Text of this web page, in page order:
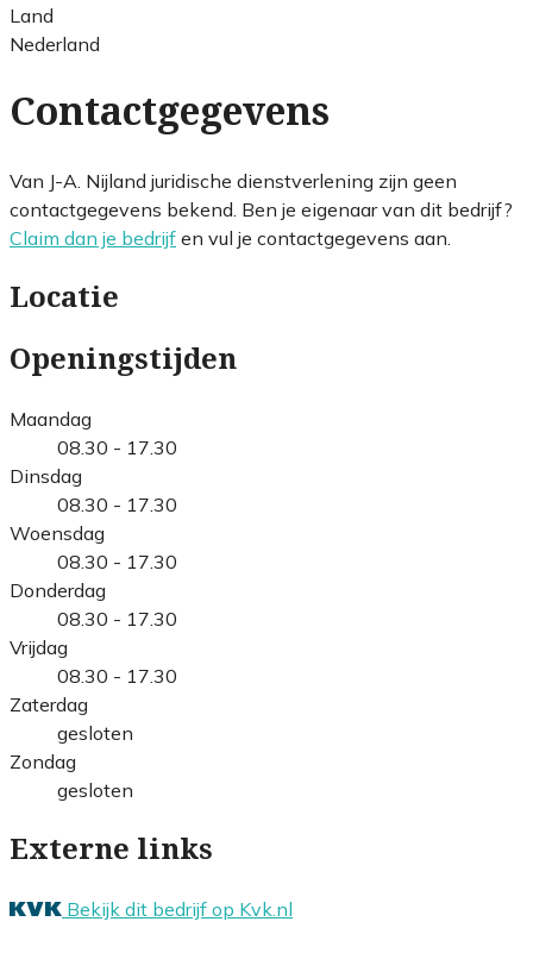
Land
Nederland
Contactgegevens
Van J-A. Nijland juridische dienstverlening zijn geen
contactgegevens bekend. Ben je eigenaar van dit bedrijf?
Claim dan je bedrijf en vul je contactgegevens aan.
Locatie
Openingstijden
Maandag
08.30 - 17.30
Dinsdag
08.30 - 17.30
Woensdag
08.30 - 17.30
Donderdag
08.30 - 17.30
Vrijdag
08.30 - 17.30
Zaterdag
gesloten
Zondag
gesloten
Externe links
Bekijk dit bedrijf op Kvk.nl